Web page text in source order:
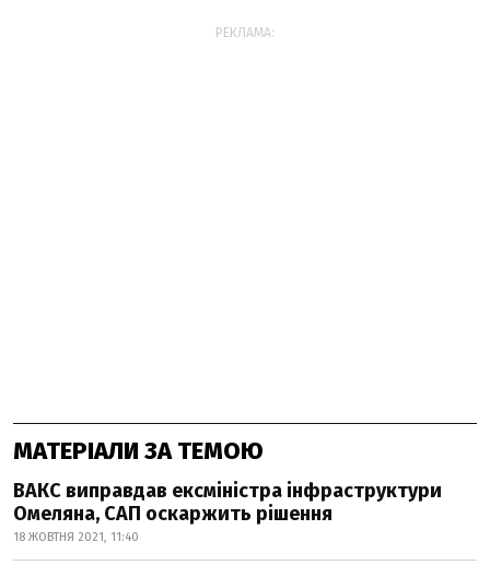
РЕКЛАМА:
МАТЕРІАЛИ ЗА ТЕМОЮ
ВАКС виправдав ексміністра інфраструктури
Омеляна, САП оскаржить рішення
18 ЖОВТНЯ 2021, 11:40